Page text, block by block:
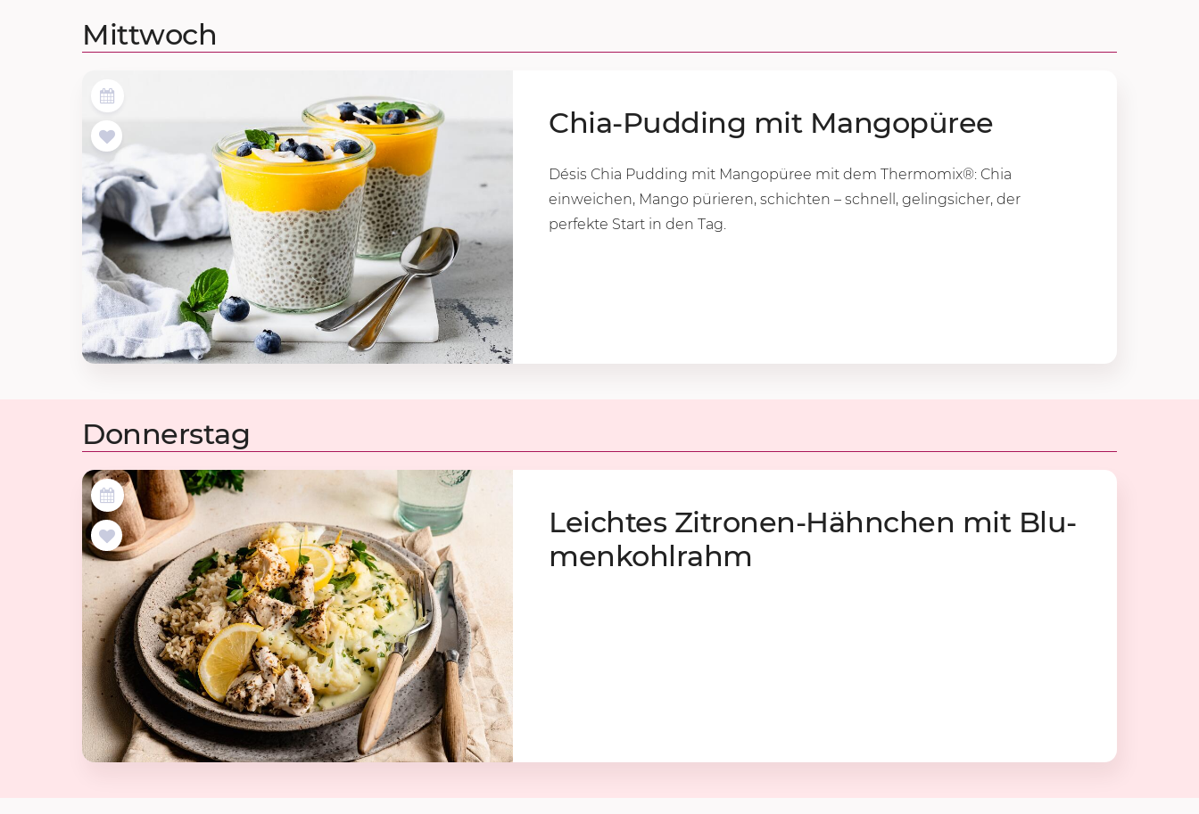
Mittwoch
Chia-Pud­ding mit Man­gopü­ree
Désis Chia Pudding mit Mangopüree mit dem Thermomix®: Chia
einweichen, Mango pürieren, schichten – schnell, gelingsicher, der
perfekte Start in den Tag.
Donnerstag
Leich­tes Zi­tro­nen-Hähn­chen mit Blu­
men­kohl­rahm